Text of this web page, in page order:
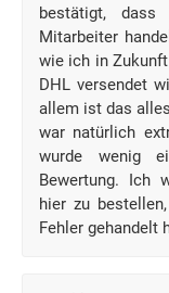
bestätigt,
Mitarbeiter
wie ich in
DHL versendet
allem ist das
war natürlich
wurde wenig
Bewertung. Ich
hier zu
Fehler gehandelt